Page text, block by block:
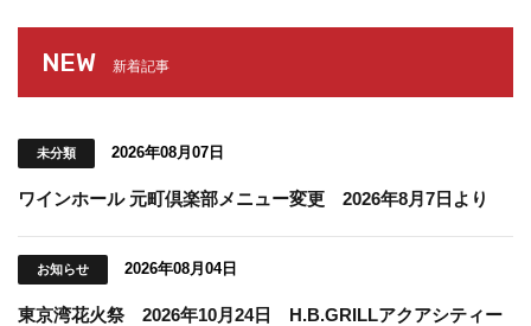
NEW 新着記事
未分類 2026年08月07日
ワインホール 元町倶楽部メニュー変更 2026年8月7日より
お知らせ 2026年08月04日
東京湾花火祭 2026年10月24日 H.B.GRILLアクアシティー